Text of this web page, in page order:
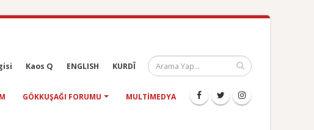
Kaos Q ENGLISH KURDÎ
GÖKKUŞAĞI FORUMU MULTIMEDYA